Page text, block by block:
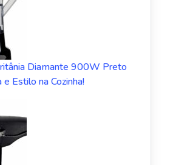
Diamante 900W Preto
Estilo na Cozinha!